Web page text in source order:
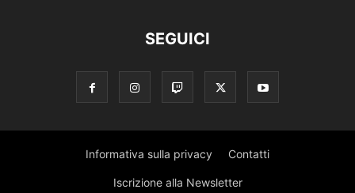
SEGUICI
Informativa sulla privacy Contatti
Iscrizione alla Newsletter